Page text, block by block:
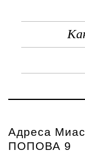
Адреса
ПОПОВА 9